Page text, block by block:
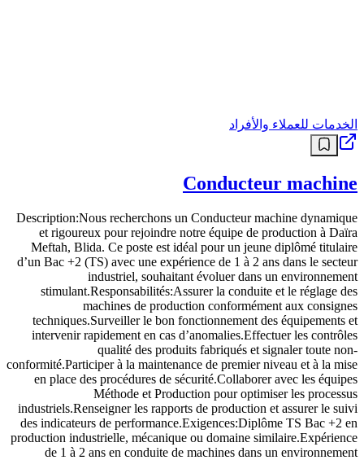
الخدمات للعملاء والأفراد
Conducteur machine
Description:Nous recherchons un Conducteur machine dynamique
et rigoureux pour rejoindre notre équipe de production à Daïra
Meftah, Blida. Ce poste est idéal pour un jeune diplômé titulaire
d’un Bac +2 (TS) avec une expérience de 1 à 2 ans dans le secteur
industriel, souhaitant évoluer dans un environnement
stimulant.Responsabilités:Assurer la conduite et le réglage des
machines de production conformément aux consignes
techniques.Surveiller le bon fonctionnement des équipements et
intervenir rapidement en cas d’anomalies.Effectuer les contrôles
qualité des produits fabriqués et signaler toute non-
conformité.Participer à la maintenance de premier niveau et à la mise
en place des procédures de sécurité.Collaborer avec les équipes
Méthode et Production pour optimiser les processus
industriels.Renseigner les rapports de production et assurer le suivi
des indicateurs de performance.Exigences:Diplôme TS Bac +2 en
production industrielle, mécanique ou domaine similaire.Expérience
de 1 à 2 ans en conduite de machines dans un environnement